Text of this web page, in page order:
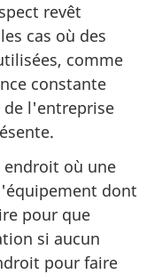
revêt
cas où des
comme
constante
l'entreprise
endroit où une
dont
pour que
si aucun
pour faire